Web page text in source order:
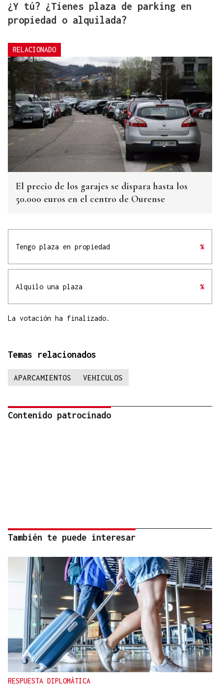
¿Y tú? ¿Tienes plaza de parking en
propiedad o alquilada?
RELACIONADO
El precio de los garajes se dispara hasta los
50.000 euros en el centro de Ourense
Tengo plaza en propiedad %
Alquilo una plaza %
La votación ha finalizado.
Temas relacionados
APARCAMIENTOS VEHICULOS
Contenido patrocinado
También te puede interesar
RESPUESTA DIPLOMÁTICA